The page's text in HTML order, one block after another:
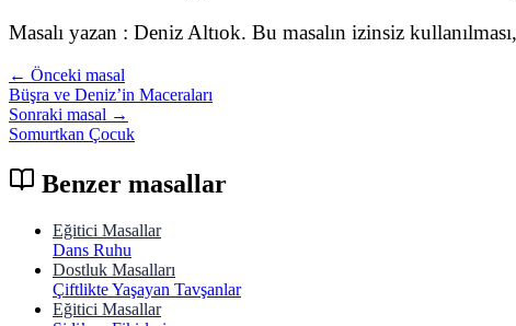
Masalı yazan : Deniz Altıok. Bu masalın izinsiz
← Önceki masal
Büşra ve Deniz’in Maceraları
Sonraki masal →
Somurtkan Çocuk
Benzer masallar
Eğitici Masallar
Dans Ruhu
Dostluk Masalları
Çiftlikte Yaşayan Tavşanlar
Eğitici Masallar